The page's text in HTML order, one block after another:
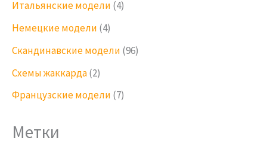
Итальянские модели (4)
Немецкие модели (4)
Скандинавские модели (96)
Схемы жаккарда(2)
Французские модели (7)
Метки